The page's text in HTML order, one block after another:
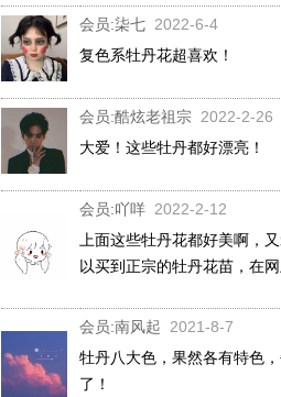
会员:柒七 2022-6-4
复色系牡丹花超喜欢！
会员:酷炫老祖宗 2022-2-26
大爱！这些牡丹都好漂亮！
会员:吖咩 2022-2-12
上面这些牡丹花都好美啊，
以买到正宗的牡丹花苗，在
会员:南风起 2021-8-7
牡丹八大色，果然各有特色
了！